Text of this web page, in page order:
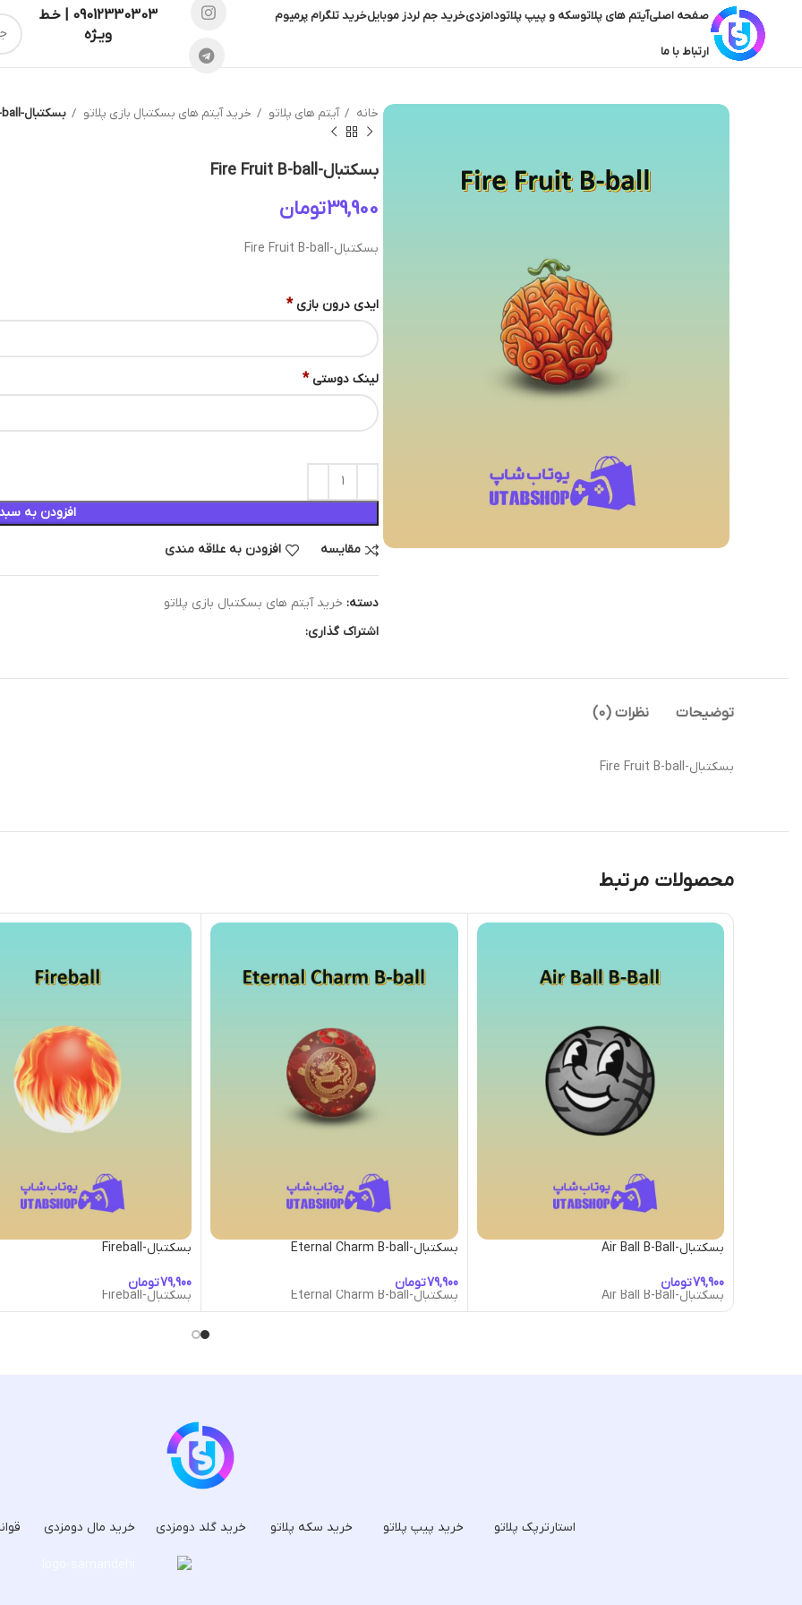
صفحه اصلیآیتم های پلاتوسکه و پیپ پلاتودامزدیخرید جم لردز موبایلخرید تلگرام پرمیوم
ارتباط با ما
09012330303 | خـط
ویـژه
خانه آیتم های پلاتو خرید آیتم های بسکتبال بازی پلاتو بسکتبال-Fire Fruit B-ball
بسکتبال-Fire Fruit B-ball
تومان
بسکتبال-Fire Fruit B-ball
ایدی درون بازی *
لینک دوستی *
افزودن به
مقایسه افزودن به علاقه مندی
دسته: خرید آیتم های بسکتبال بازی پلاتو
اشتراک گذاری:
توضیحات نظرات (0)
بسکتبال-Fire Fruit B-ball
محصولات مرتبط
بسکتبال-Air Ball B-Ball
تومان
بسکتبال-Air Ball B-Ball
بسکتبال-Eternal Charm B-ball
تومان
بسکتبال-Eternal Charm B-ball
بسکتبال-Fireball
تومان
بسکتبال-Fireball
استارترپک پلاتو خرید پیپ پلاتو خرید سکه پلاتو خرید گلد دومزدی خرید مال دومزدی